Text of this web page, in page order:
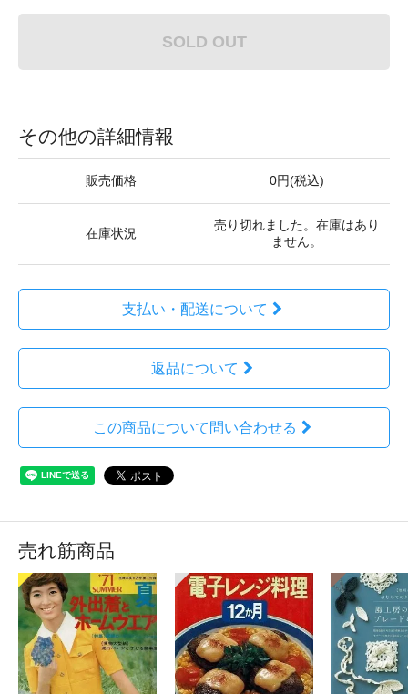
SOLD OUT
その他の詳細情報
販売価格 0円(税込)
在庫状況
売り切れました。在庫はあり
ません。
支払い・配送について
返品について
この商品について問い合わせる
売れ筋商品